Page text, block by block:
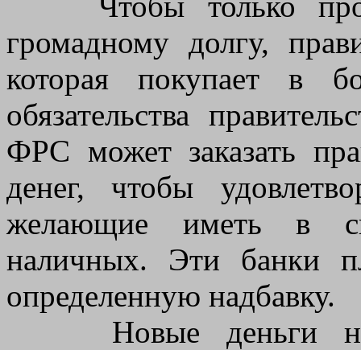
громадному долгу,
которая покупает в
обязательства
ФРС может заказать
денег, чтобы
желающие иметь в
наличных. Эти банки
определенную надбавку.
Новые деньги не